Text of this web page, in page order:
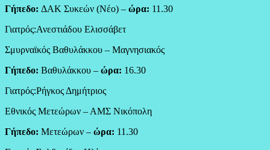
Γήπεδο: ΔΑΚ Συκεών (Νέο) – ώρα: 11.30
Γιατρός:Ανεστιάδου Ελισσάβετ
Σμυρναϊκός Βαθυλάκκου – Μαγνησιακός
Γήπεδο: Βαθυλάκκου – ώρα: 16.30
Γιατρός:Ρήγκος Δημήτριος
Εθνικός Μετεώρων – ΑΜΣ Νικόπολη
Γήπεδο: Μετεώρων – ώρα: 11.30